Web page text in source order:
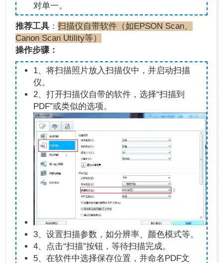
对单一。
推荐工具 ：扫描仪自带软件（如EPSON Scan、
Canon Scan Utility等）
操作步骤：
1、将扫描照片放入扫描仪中，并启动扫描
仪。
2、打开扫描仪自带的软件，选择“扫描到
PDF”或类似的选项。
3、设置扫描参数，如分辨率、颜色模式等。
4、点击“扫描”按钮，等待扫描完成。
5、在软件中选择保存位置，并命名PDF文